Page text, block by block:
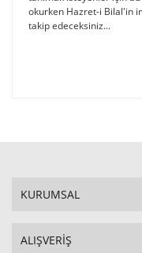
okurken Hazret-i Bilal'in
takip edeceksiniz...
KURUMSAL
ALIŞVERİŞ